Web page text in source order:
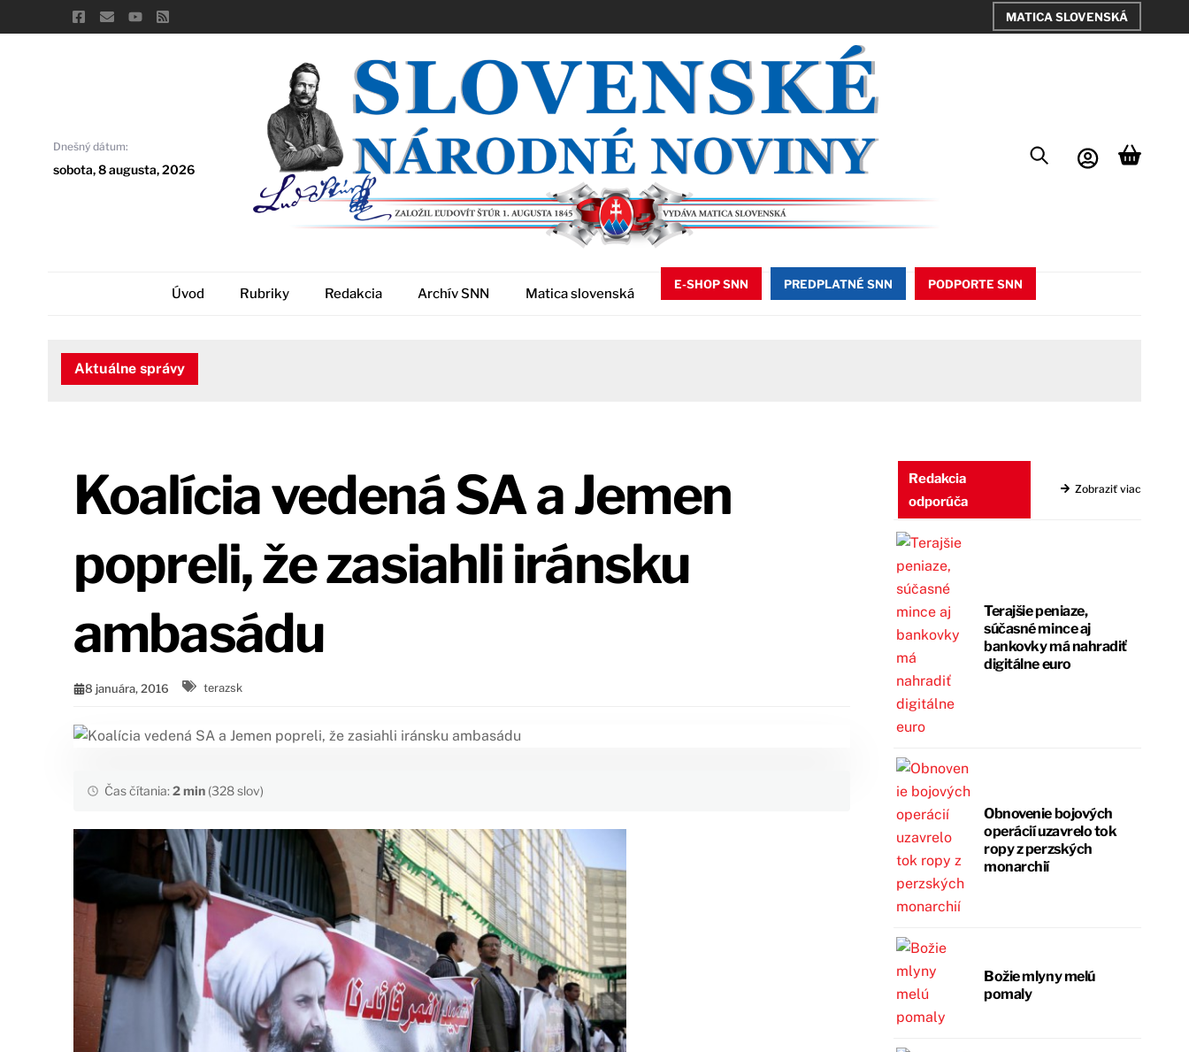
to
MATICA SLOVENSKÁ
Dnešný dátum:
sobota, 8 augusta, 2026
Úvod Rubriky Redakcia Archív SNN Matica slovenská
E-SHOP SNN PREDPLATNÉ SNN PODPORTE SNN
Aktuálne správy
Koalícia vedená SA a Jemen
popreli, že zasiahli iránsku
ambasádu
8 januára, 2016 terazsk
Čas čítania:2 min(328 slov)
Redakcia
odporúča
Zobraziť viac
Terajšie peniaze,
súčasné mince aj
bankovky má nahradiť
digitálne euro
Obnovenie bojových
operácií uzavrelo tok
ropy z perzských
monarchií
Božie mlyny melú
pomaly